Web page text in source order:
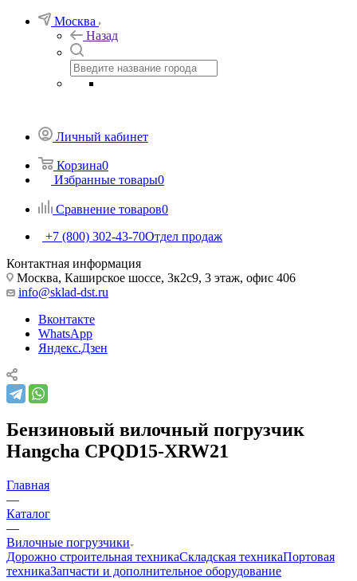
Москва
Назад
Личный кабинет
Корзина0
Избранные товары0
Сравнение товаров0
+7 (800) 302-43-70Отдел продаж
Контактная информация
Москва, Каширское шоссе, 3к2с9, 3 этаж, офис 406
info@sklad-dst.ru
Вконтакте
WhatsApp
Яндекс.Дзен
Бензиновый вилочный погрузчик
Hangcha CPQD15-XRW21
Главная
—
Каталог
—
Вилочные погрузчики
Дорожно строительная техникаСкладская техникаПортовая
техникаЗапчасти и дополнительное оборудование